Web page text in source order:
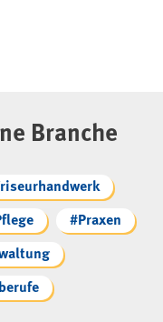
Branche
#Praxen